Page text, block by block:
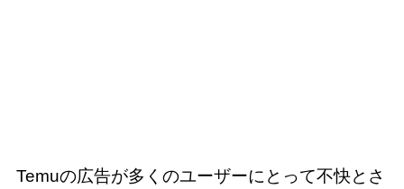
Temuの広告が多くのユーザーにとって不快とさ